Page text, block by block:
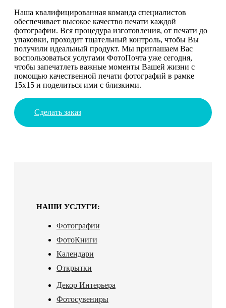
Наша квалифицированная команда специалистов
обеспечивает высокое качество печати каждой
фотографии. Вся процедура изготовления, от печати до
упаковки, проходит тщательный контроль, чтобы Вы
получили идеальный продукт. Мы приглашаем Вас
воспользоваться услугами ФотоПочта уже сегодня,
чтобы запечатлеть важные моменты Вашей жизни с
помощью качественной печати фотографий в рамке
15х15 и поделиться ими с близкими.
Сделать заказ
НАШИ УСЛУГИ:
Фотографии
ФотоКниги
Календари
Открытки
Декор Интерьера
Фотосувениры